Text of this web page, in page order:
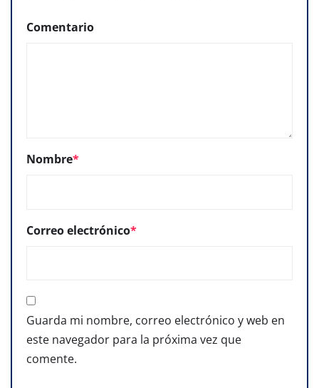
Comentario
Nombre*
Correo electrónico*
Guarda mi nombre, correo electrónico y web en
este navegador para la próxima vez que
comente.